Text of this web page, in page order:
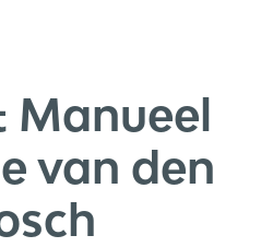
Manueel
van den